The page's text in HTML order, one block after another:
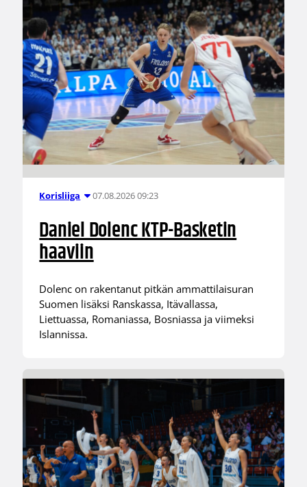
Korisliiga 07.08.2026 09:23
Daniel Dolenc KTP-Basketin
haaviin
Dolenc on rakentanut pitkän ammattilaisuran
Suomen lisäksi Ranskassa, Itävallassa,
Liettuassa, Romaniassa, Bosniassa ja viimeksi
Islannissa.